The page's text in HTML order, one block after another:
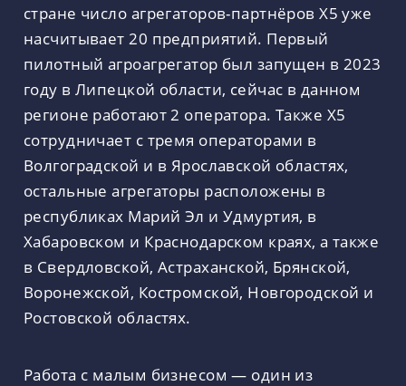
стране число агрегаторов-партнёров Х5 уже
насчитывает 20 предприятий. Первый
пилотный агроагрегатор был запущен в 2023
году в Липецкой области, сейчас в данном
регионе работают 2 оператора. Также X5
сотрудничает с тремя операторами в
Волгоградской и в Ярославской областях,
остальные агрегаторы расположены в
республиках Марий Эл и Удмуртия, в
Хабаровском и Краснодарском краях, а также
в Свердловской, Астраханской, Брянской,
Воронежской, Костромской, Новгородской и
Ростовской областях.
Работа с малым бизнесом — один из